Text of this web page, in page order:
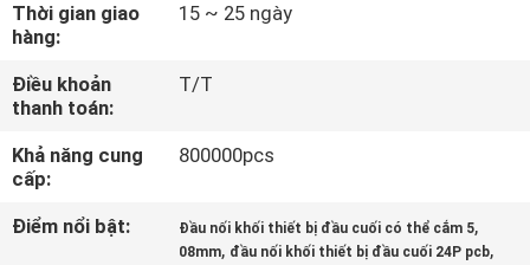
KIỂM
SOÁT
CHẤT
LƯỢNG
Thời gian giao
hàng:
15 ~ 25 ngày
Điều khoản
thanh toán:
T/T
Khả năng cung
cấp:
800000pcs
Điểm nổi bật: Đầu nối khối thiết bị đầu cuối có thể cắm 5,
08mm, đầu nối khối thiết bị đầu cuối 24P pcb,